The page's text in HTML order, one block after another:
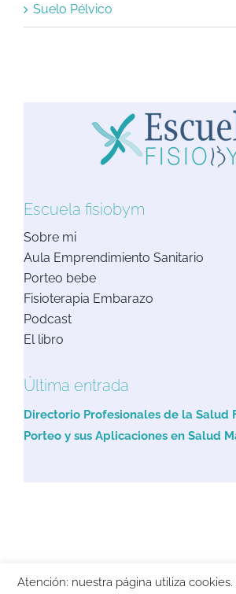
Suelo Pélvico
Escuela fisiobym
Sobre mi
Aula Emprendimiento Sanitario
Porteo bebe
Fisioterapia Embarazo
Podcast
El libro
Última entrada
Directorio Profesionales de la Salud
Porteo y sus Aplicaciones en Salud
Copyright 2021 FisioByM | Diseño La Semilla
Aviso Legal |Politica de
Atención: nuestra página utiliza